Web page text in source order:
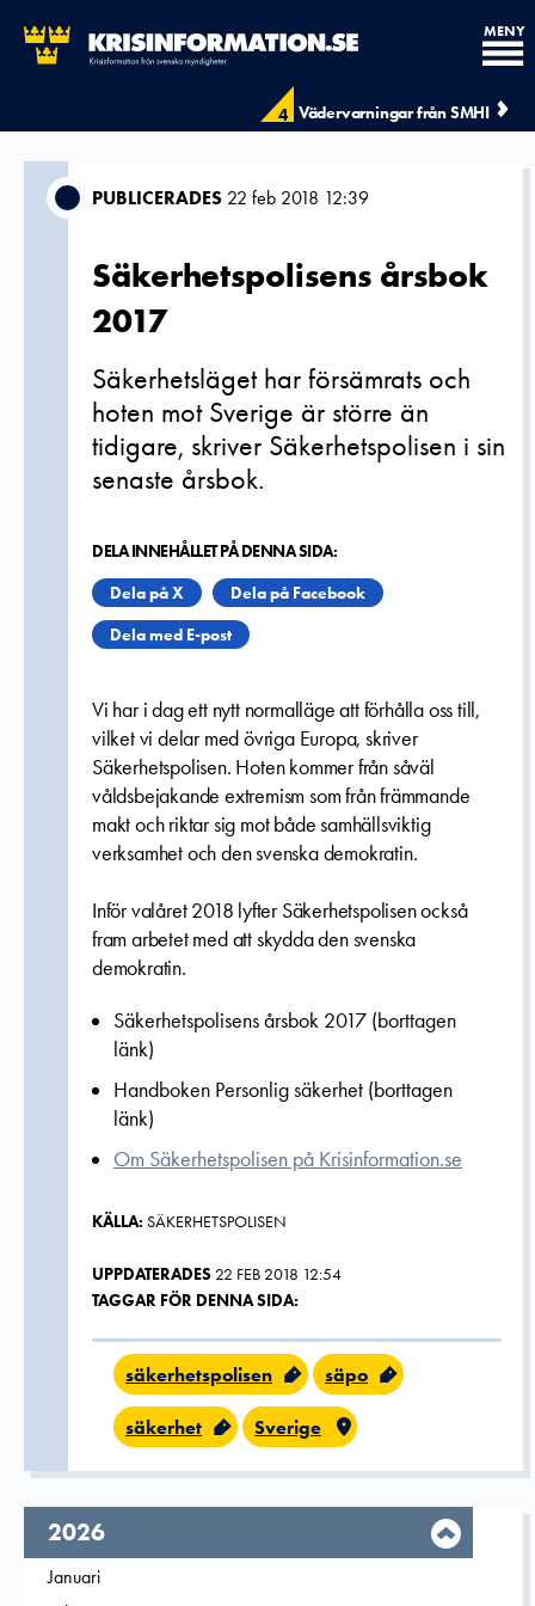
4 Vädervarningar från SMHI
MENY
PUBLICERADES 22 feb 2018 12:39
Säkerhetspolisens årsbok
2017
Säkerhetsläget har försämrats och
hoten mot Sverige är större än
tidigare, skriver Säkerhetspolisen i sin
senaste årsbok.
DELA INNEHÅLLET PÅ DENNA SIDA:
Dela på X
Dela på Facebook
Dela med E-post
Vi har i dag ett nytt normalläge att förhålla oss till,
vilket vi delar med övriga Europa, skriver
Säkerhetspolisen. Hoten kommer från såväl
våldsbejakande extremism som från främmande
makt och riktar sig mot både samhällsviktig
verksamhet och den svenska demokratin.
Inför valåret 2018 lyfter Säkerhetspolisen också
fram arbetet med att skydda den svenska
demokratin.
Säkerhetspolisens årsbok 2017 (borttagen
länk)
Handboken Personlig säkerhet (borttagen
länk)
Om Säkerhetspolisen på Krisinformation.se
KÄLLA: SÄKERHETSPOLISEN
UPPDATERADES 22 FEB 2018 12:54
TAGGAR FÖR DENNA SIDA:
säkerhetspolisen säpo
säkerhet Sverige
År,
2026
Filtrera på
Januari